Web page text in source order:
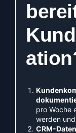
pro Woche
werden
CRM-